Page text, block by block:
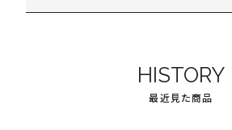
HISTORY
最近見た商品